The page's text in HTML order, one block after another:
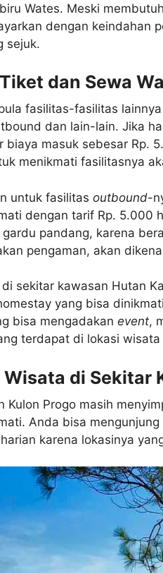
Wates. Meski
dengan keindahan
sejuk.
dan Sewa
fasilitas-fasilitas
dan lain-lain. Jika
biaya masuk sebesar Rp.
menikmati fasilitasnya
untuk fasilitas outbound-
dengan tarif Rp. 5.000
pandang, karena
pengaman, akan
sekitar kawasan Hutan
yang bisa
bisa mengadakan event,
terdapat di lokasi wisata
Wisata di Sekitar
Kulon Progo masih
Anda bisa mengunjung
karena lokasinya